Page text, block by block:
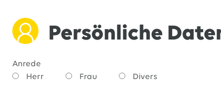
Persönliche
Anrede
Herr
Frau Divers